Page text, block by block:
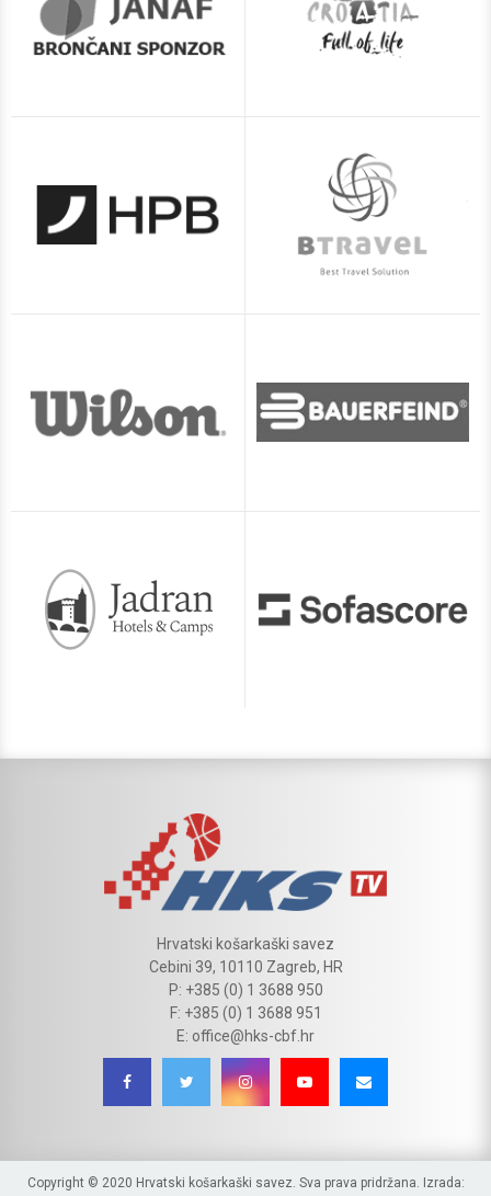
Hrvatski košarkaški savez
Cebini 39, 10110 Zagreb, HR
P: +385 (0) 1 3688 950
F: +385 (0) 1 3688 951
E: office@hks-cbf.hr
Copyright © 2020 Hrvatski košarkaški savez. Sva prava pridržana. Izrada: